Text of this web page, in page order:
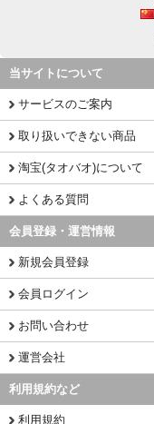
当サイトについて
サービスのご案内
取り扱いできない商品
淘宝(タオバオ)について
よくある質問
会員登録・運営情報
新規会員登録
会員ログイン
お問い合わせ
運営会社
利用規約など
利用規約